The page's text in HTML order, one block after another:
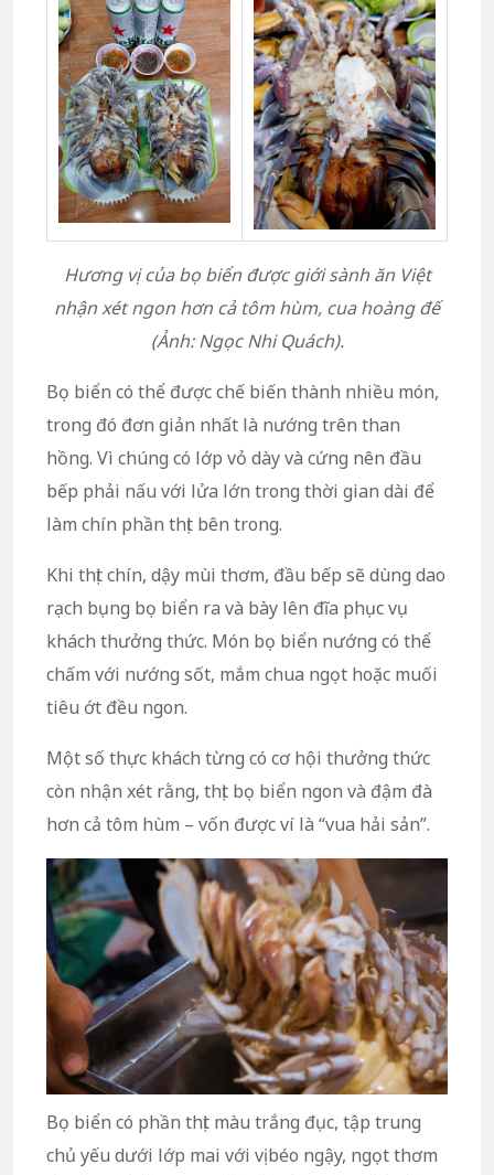
Hương vị của bọ biển được giới sành ăn Việt
nhận xét ngon hơn cả tôm hùm, cua hoàng đế
(Ảnh: Ngọc Nhi Quách).
Bọ biển có thể được chế biến thành nhiều món,
trong đó đơn giản nhất là nướng trên than
hồng. Vì chúng có lớp vỏ dày và cứng nên đầu
bếp phải nấu với lửa lớn trong thời gian dài để
làm chín phần thịt bên trong.
Khi thịt chín, dậy mùi thơm, đầu bếp sẽ dùng dao
rạch bụng bọ biển ra và bày lên đĩa phục vụ
khách thưởng thức. Món bọ biển nướng có thể
chấm với nướng sốt, mắm chua ngọt hoặc muối
tiêu ớt đều ngon.
Một số thực khách từng có cơ hội thưởng thức
còn nhận xét rằng, thịt bọ biển ngon và đậm đà
hơn cả tôm hùm – vốn được ví là “vua hải sản”.
Bọ biển có phần thịt màu trắng đục, tập trung
chủ yếu dưới lớp mai với vị béo ngậy, ngọt thơm